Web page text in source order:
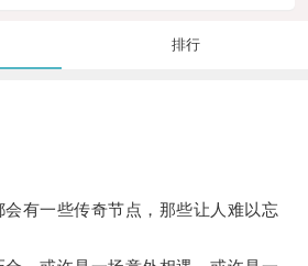
排行
一些传奇节点，那些让人难以忘